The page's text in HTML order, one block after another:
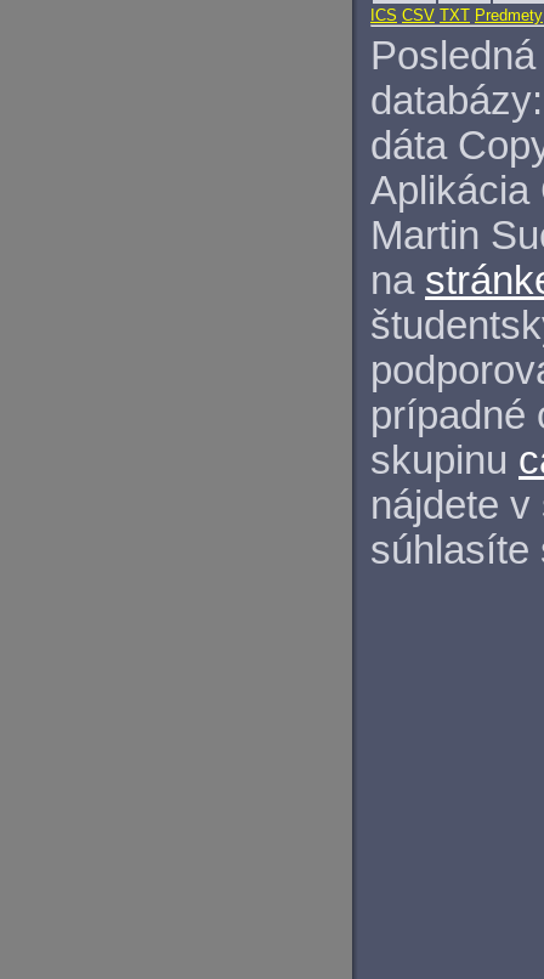
ICS CSV TXT Predmety
databázy:
dáta
Aplikácia
Martin
na
prípadné
skupinu
nájdete